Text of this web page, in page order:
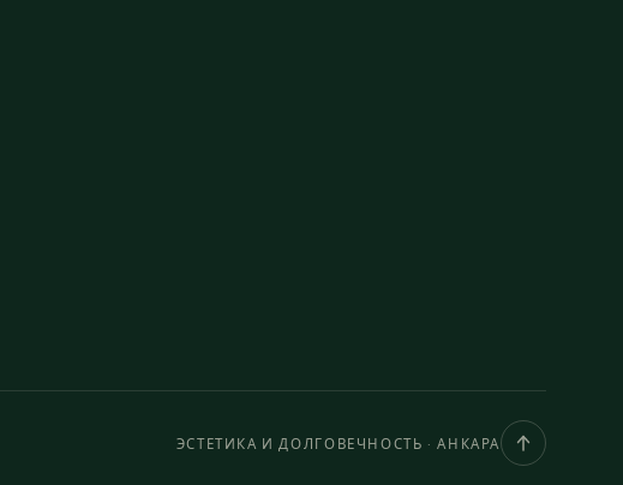
ЭСТЕТИКА И ДОЛГОВЕЧНОСТЬ · АНКАРА